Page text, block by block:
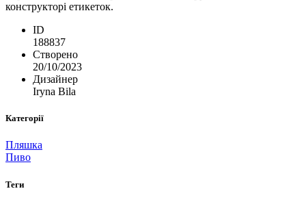
конструкторі етикеток.
ID
188837
Створено
20/10/2023
Дизайнер
Iryna Bila
Категорії
Пляшка
Пиво
Теги